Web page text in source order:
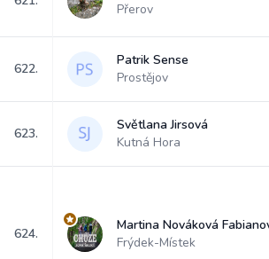
Přerov
622.
Patrik Sense
Prostějov
623.
Světlana Jirsová
Kutná Hora
624.
Martina Nováková
Frýdek-Místek